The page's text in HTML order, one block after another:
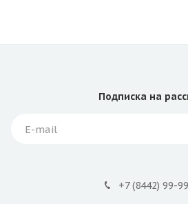
Подписка на
+7 (8442) 99-